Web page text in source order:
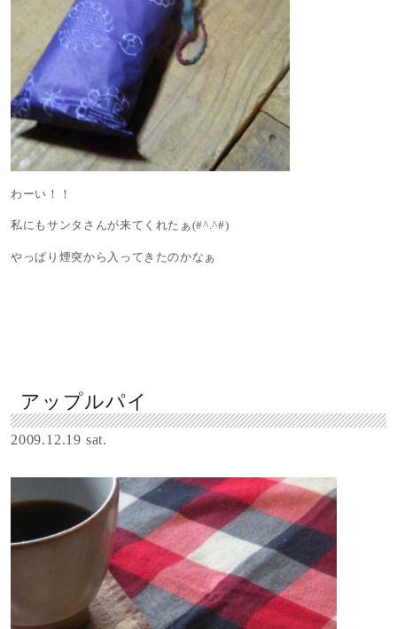
わーい！！
私にもサンタさんが来てくれたぁ(#^.^#)
やっぱり煙突から入ってきたのかなぁ
アップルパイ
2009.12.19 sat.